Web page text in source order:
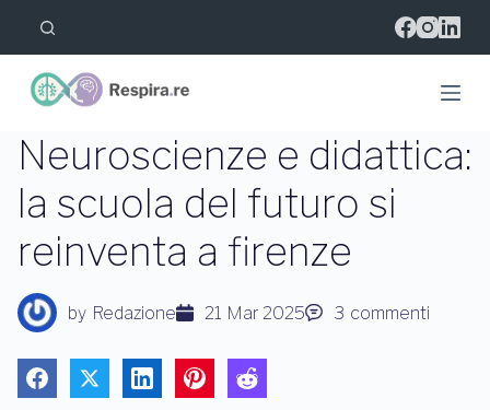
l
l
c
n
t
n
t
o
Neuroscienze e didattica:
la scuola del futuro si
reinventa a firenze
by Redazione 21 Mar 2025 3 commenti